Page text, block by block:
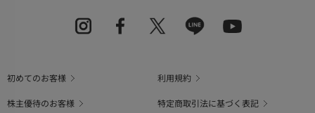
初めてのお客様
利用規約
株主優待のお客様
特定商取引法に基づく表記